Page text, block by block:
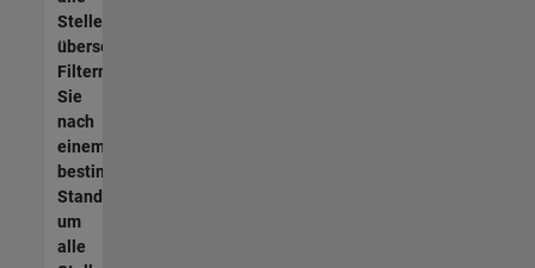
Stellen
übersetzt.
Filtern
Sie
nach
einem
bestimmten
Standort,
um
alle